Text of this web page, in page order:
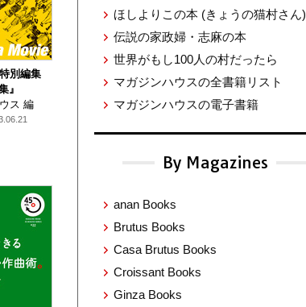
別編集
』
ス 編
ほしよりこの本 (きょうの猫村さん)
伝説の家政婦・志麻の本
世界がもし100人の村だったら
マガジンハウスの全書籍リスト
マガジンハウスの電子書籍
By Magazines
anan Books
Brutus Books
Casa Brutus Books
Croissant Books
Ginza Books